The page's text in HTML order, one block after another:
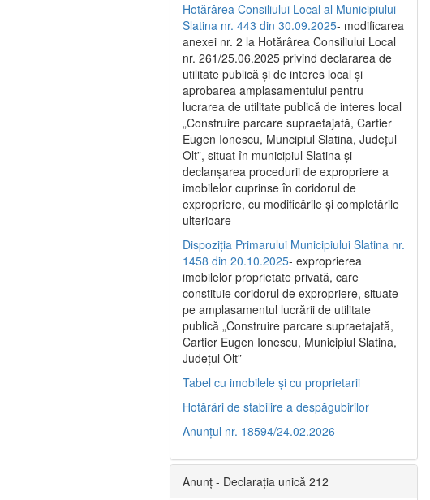
Hotărârea Consiliului Local al Municipiului
Slatina nr. 443 din 30.09.2025- modificarea
anexei nr. 2 la Hotărârea Consiliului Local
nr. 261/25.06.2025 privind declararea de
utilitate publică şi de interes local şi
aprobarea amplasamentului pentru
lucrarea de utilitate publică de interes local
„Construire parcare supraetajată, Cartier
Eugen Ionescu, Muncipiul Slatina, Judeţul
Olt”, situat în municipiul Slatina şi
declanşarea procedurii de expropriere a
imobilelor cuprinse în coridorul de
expropriere, cu modificările şi completările
ulterioare
Dispoziția Primarului Municipiului Slatina nr.
1458 din 20.10.2025- exproprierea
imobilelor proprietate privată, care
constituie coridorul de expropriere, situate
pe amplasamentul lucrării de utilitate
publică „Construire parcare supraetajată,
Cartier Eugen Ionescu, Municipiul Slatina,
Județul Olt”
Tabel cu imobilele și cu proprietarii
Hotărâri de stabilire a despăgubirilor
Anunțul nr. 18594/24.02.2026
Anunț - Declarația unică 212